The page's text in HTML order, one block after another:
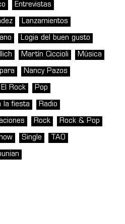
Entrevistas
Lanzamientos
Logia del buen gusto
Martín Ciccioli Música
Nancy Pazos
Rock Pop
la fiesta Radio
Rock Rock & Pop
Single TAO